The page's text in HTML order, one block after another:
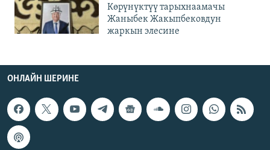
Көрүнүктүү тарыхнаамачы
Жаныбек Жакыпбековдун
жаркын элесине
ОНЛАЙН ШЕРИНЕ